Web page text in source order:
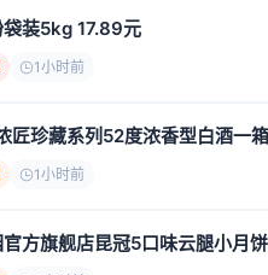
装5kg 17.89元
1小时前
匠珍藏系列52度浓香型白酒一
1小时前
方旗舰店昆冠5口味云腿小月